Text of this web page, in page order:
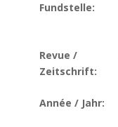
Fundstelle:
Revue /
Zeitschrift:
Année / Jahr: